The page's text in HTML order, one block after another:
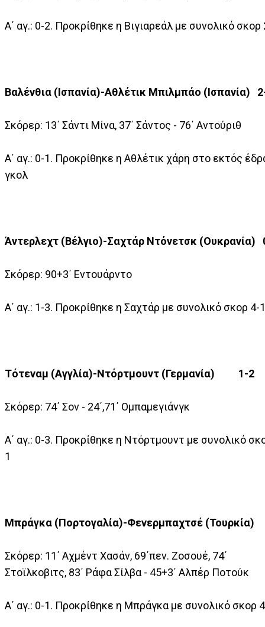
A΄ αγ.: 0-2. Προκρίθηκε η Βιγιαρεάλ με συνολικό σκορ
Βαλένθια (Ισπανία)-Αθλέτικ Μπιλμπάο (Ισπανία)
Σκόρερ: 13΄ Σάντι Μίνα, 37΄ Σάντος - 76΄ Αντούριθ
A΄ αγ.: 0-1. Προκρίθηκε η Αθλέτικ χάρη στο εκτός
γκολ
Άντερλεχτ (Βέλγιο)-Σαχτάρ Ντόνετσκ (Ουκρανία)
Σκόρερ: 90+3΄ Εντουάρντο
A΄ αγ.: 1-3. Προκρίθηκε η Σαχτάρ με συνολικό σκορ 4-1
Τότεναμ (Αγγλία)-Ντόρτμουντ (Γερμανία) 1-2
Σκόρερ: 74΄ Σον - 24΄,71΄ Ομπαμεγιάνγκ
A΄ αγ.: 0-3. Προκρίθηκε η Ντόρτμουντ με συνολικό
1
Μπράγκα (Πορτογαλία)-Φενερμπαχτσέ (Τουρκία)
Σκόρερ: 11΄ Αχμέντ Χασάν, 69΄πεν. Ζοσουέ, 74΄
Στοϊλκοβιτς, 83΄ Ράφα Σίλβα - 45+3΄ Αλπέρ Ποτούκ
A΄ αγ.: 0-1. Προκρίθηκε η Μπράγκα με συνολικό σκορ